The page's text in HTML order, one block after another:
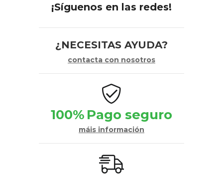
¡Síguenos en las redes!
¿NECESITAS AYUDA?
contacta con nosotros
100% Pago seguro
máis información